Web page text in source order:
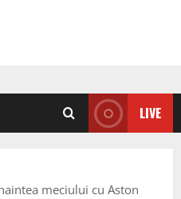
LIVE
meciului cu Aston